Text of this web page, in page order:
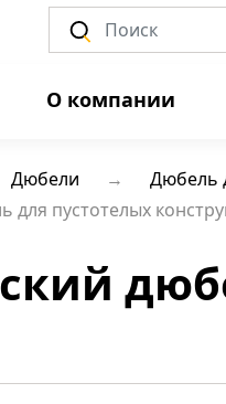
О компании
Дюбели
Дюбель
для пустотелых